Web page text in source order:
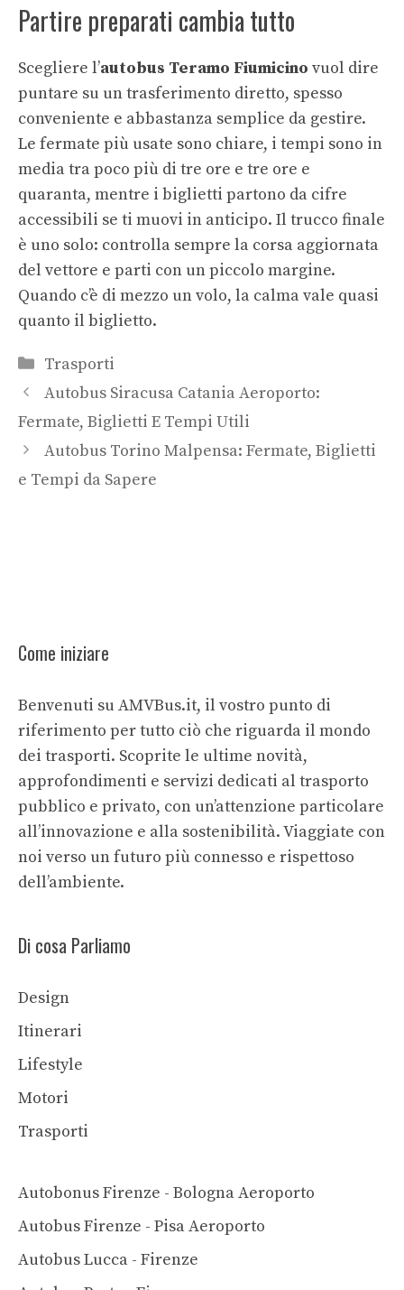
Partire preparati cambia tutto
Scegliere l’autobus Teramo Fiumicino vuol dire
puntare su un trasferimento diretto, spesso
conveniente e abbastanza semplice da gestire.
Le fermate più usate sono chiare, i tempi sono in
media tra poco più di tre ore e tre ore e
quaranta, mentre i biglietti partono da cifre
accessibili se ti muovi in anticipo. Il trucco finale
è uno solo: controlla sempre la corsa aggiornata
del vettore e parti con un piccolo margine.
Quando c’è di mezzo un volo, la calma vale quasi
quanto il biglietto.
Categorie
Trasporti
Autobus Siracusa Catania Aeroporto:
Fermate, Biglietti E Tempi Utili
Autobus Torino Malpensa: Fermate, Biglietti
e Tempi da Sapere
Come iniziare
Benvenuti su AMVBus.it, il vostro punto di
riferimento per tutto ciò che riguarda il mondo
dei trasporti. Scoprite le ultime novità,
approfondimenti e servizi dedicati al trasporto
pubblico e privato, con un’attenzione particolare
all’innovazione e alla sostenibilità. Viaggiate con
noi verso un futuro più connesso e rispettoso
dell’ambiente.
Di cosa Parliamo
Design
Itinerari
Lifestyle
Motori
Trasporti
Autobonus Firenze - Bologna Aeroporto
Autobus Firenze - Pisa Aeroporto
Autobus Lucca - Firenze